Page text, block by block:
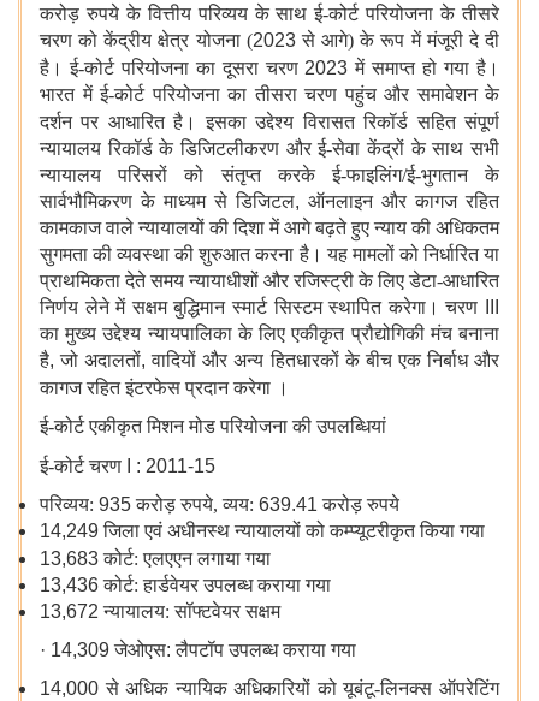
करोड़ रुपये के वित्तीय परिव्यय के साथ ई-कोर्ट परियोजना के तीसरे
चरण को केंद्रीय क्षेत्र योजना (2023से आगे) के रूप में मंजूरी दे दी
है। ई-कोर्ट परियोजना का दूसरा चरण2023में समाप्त हो गया है।
भारत में ई-कोर्ट परियोजना का तीसरा चरण पहुंच और समावेशन के
दर्शन पर आधारित है। इसका उद्देश्य विरासत रिकॉर्ड सहित संपूर्ण
न्यायालय रिकॉर्ड के डिजिटलीकरण और ई-सेवा केंद्रों के साथ सभी
न्यायालय परिसरों को संतृप्त करके ई-फाइलिंग/ई-भुगतान के
सार्वभौमिकरण के माध्यम से डिजिटल, ऑनलाइन और कागज रहित
कामकाज वाले न्यायालयों की दिशा में आगे बढ़ते हुए न्याय की अधिकतम
सुगमता की व्यवस्था की शुरुआत करना है। यह मामलों को निर्धारित या
प्राथमिकता देते समय न्यायाधीशों और रजिस्ट्री के लिए डेटा-आधारित
निर्णय लेने में सक्षम बुद्धिमान स्मार्ट सिस्टम स्थापित करेगा। चरण
का मुख्य उद्देश्य न्यायपालिका के लिए एकीकृत प्रौद्योगिकी मंच बनाना
है,जो अदालतों,वादियों और अन्य हितधारकों के बीच एक निर्बाध और
कागज रहित इंटरफेस प्रदान करेगा ।
ई-कोर्ट एकीकृत मिशन मोड परियोजना की उपलब्धियां
ई-कोर्ट चरण
: 2011-15
परिव्यय: 935करोड़ रुपये, व्यय: 639.41करोड़ रुपये
14,249जिला एवं अधीनस्थ न्यायालयों को कम्प्यूटरीकृत किया गया
13,683कोर्ट: एलएएन लगाया गया
13,436कोर्ट: हार्डवेयर उपलब्ध कराया गया
13,672न्यायालय: सॉफ्टवेयर सक्षम
· 14,309जेओएस:लैपटॉप उपलब्ध कराया गया
14,000से अधिक न्यायिक अधिकारियों को यूबंटू-लिनक्स ऑपरेटिंग